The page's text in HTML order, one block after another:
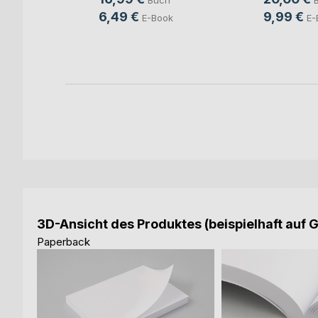
6,49 € E-Book 9,99 €
3D-Ansicht des Produktes (beispielhaft auf
Paperback